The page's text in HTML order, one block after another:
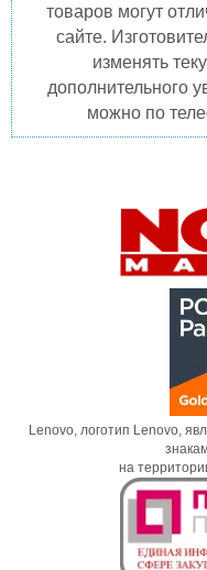
товаров могут
сайте.
изменять
дополнительного
можно по
Lenovo, логотип Lenovo,
на